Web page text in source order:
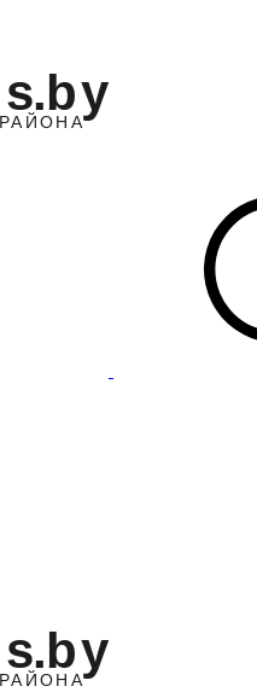
РАЙОНА
s.by